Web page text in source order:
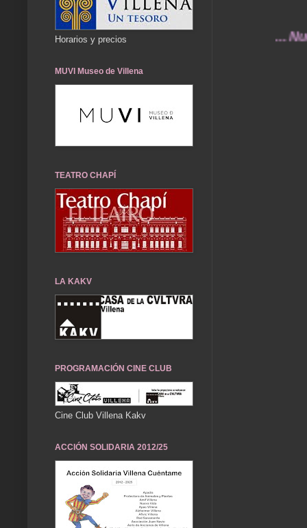
... Nuestros
Horarios y precios
MUVI Museo de Villena
TEATRO CHAPÍ
LA KAKV
PROGRAMACIÓN CINE CLUB
Cine Club Villena Kakv
ACCIÓN SOLIDARIA 2012/25